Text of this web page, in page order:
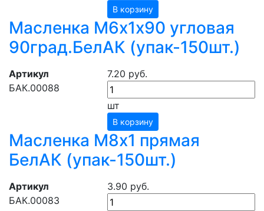
В корзину
Масленка М6х1х90 угловая
90град.БелАК (упак-150шт.)
Артикул
БАК.00088
7.20 руб.
шт
В корзину
Масленка М8х1 прямая
БелАК (упак-150шт.)
Артикул
БАК.00083
3.90 руб.